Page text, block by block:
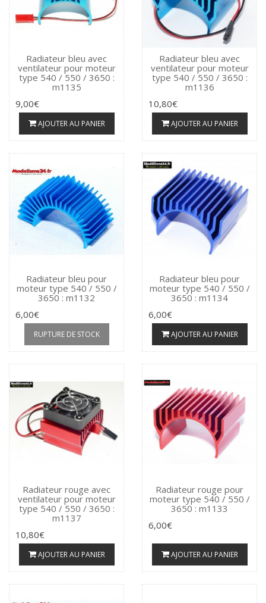
Radiateur bleu avec
ventilateur pour moteur
type 540 / 550 / 3650 :
m1135
9,00€
AJOUTER AU PANIER
Radiateur bleu avec
ventilateur pour moteur
type 540 / 550 / 3650 :
m1136
10,80€
AJOUTER AU PANIER
Radiateur bleu pour
moteur type 540 / 550 /
3650 : m1132
6,00€
RUPTURE DE STOCK
Radiateur bleu pour
moteur type 540 / 550 /
3650 : m1134
6,00€
AJOUTER AU PANIER
Radiateur rouge avec
ventilateur pour moteur
type 540 / 550 / 3650 :
m1137
10,80€
AJOUTER AU PANIER
Radiateur rouge pour
moteur type 540 / 550 /
3650 : m1133
6,00€
AJOUTER AU PANIER